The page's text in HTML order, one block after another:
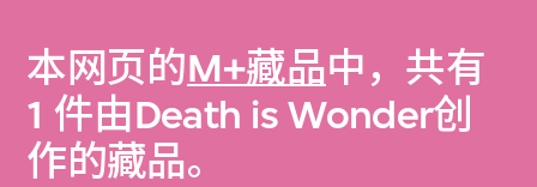
本网页的M+藏品中，共有
1 件由Death is Wonder创
作的藏品。